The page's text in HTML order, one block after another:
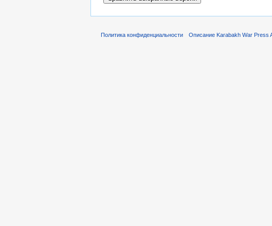
Политика конфиденциальности Описание Karabakh War Press